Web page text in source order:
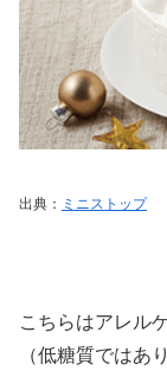
出典： ミニストップ
こちらはアレル
（低糖質ではあ